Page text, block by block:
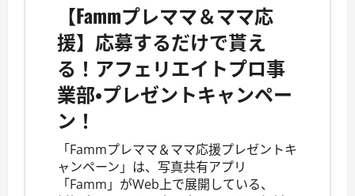
【Fammプレママ＆ママ応
援】応募するだけで貰え
る！アフェリエイトプロ事
業部・プレゼントキャンペー
ン！
「Fammプレママ＆ママ応援プレゼントキ
ャンペーン」は、写真共有アプリ
「Famm」がWeb上で展開している、